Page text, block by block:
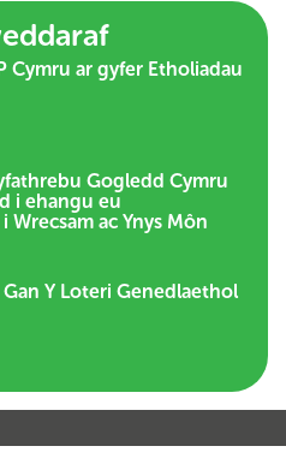
Cymru ar gyfer Etholiadau
Gogledd Cymru
i ehangu eu
Wrecsam ac Ynys Môn
Y Loteri Genedlaethol